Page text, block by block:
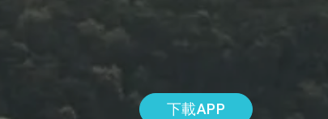
下載APP